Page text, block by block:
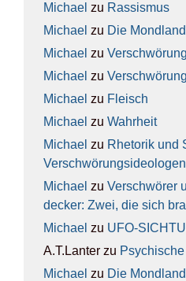
Michael zu Ras­sis­mus
Michael zu Die
Michael zu
Michael zu
Michael zu Fleisch
Michael zu Wahr­heit
Michael zu Rhe­to­rik und
Ver­schwö­rungs­ideo­lo­gen
Michael zu Ver­schwö­rer
de­cker: Zwei, die sich
Michael zu UFO-
A.T.Lanter zu
Michael zu Die